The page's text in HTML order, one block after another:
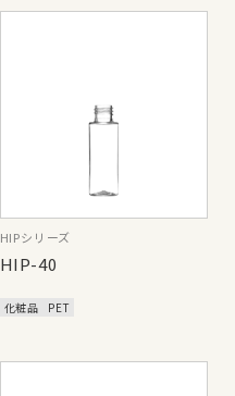
HIPシリーズ
HIP-40
化粧品 PET